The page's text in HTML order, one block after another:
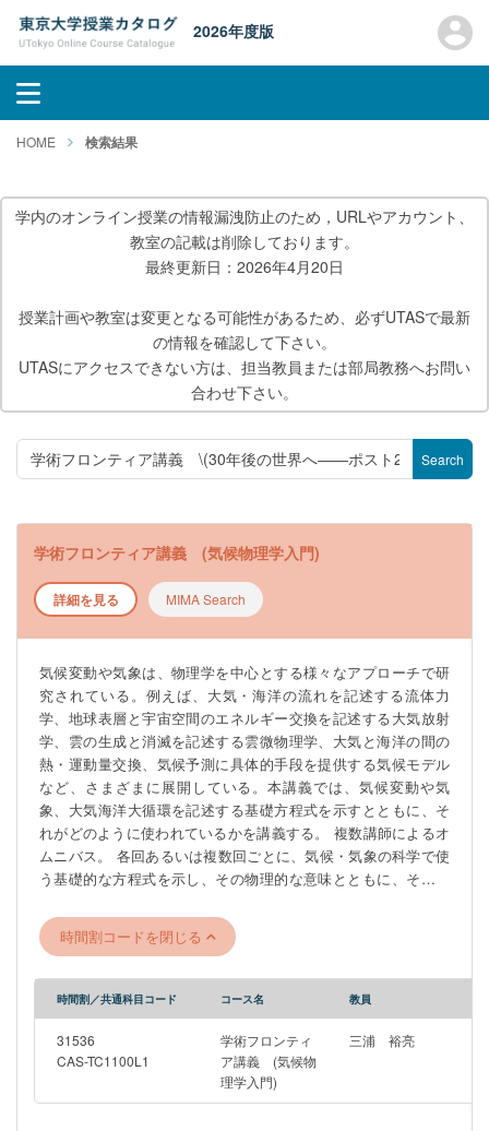
2026年度版
HOME 検索結果
学内のオンライン授業の情報漏洩防止のため，URLやアカウント、
教室の記載は削除しております。
最終更新日：2026年4月20日
授業計画や教室は変更となる可能性があるため、必ずUTASで最新
の情報を確認して下さい。
UTASにアクセスできない方は、担当教員または部局教務へお問い
合わせ下さい。
Search
学術フロンティア講義 (気候物理学入門)
詳細を見る MIMA Search
気候変動や気象は、物理学を中心とする様々なアプローチで研
究されている。例えば、大気・海洋の流れを記述する流体力
学、地球表層と宇宙空間のエネルギー交換を記述する大気放射
学、雲の生成と消滅を記述する雲微物理学、大気と海洋の間の
熱・運動量交換、気候予測に具体的手段を提供する気候モデル
など、さまざまに展開している。本講義では、気候変動や気
象、大気海洋大循環を記述する基礎方程式を示すとともに、そ
れがどのように使われているかを講義する。 複数講師によるオ
ムニバス。 各回あるいは複数回ごとに、気候・気象の科学で使
う基礎的な方程式を示し、その物理的な意味とともに、その式
時間割コードを閉じる
時間割／共通科目コード コース名 教員
31536
CAS-TC1100L1
学術フロンティ
ア講義 (気候物
理学入門)
三浦 裕亮